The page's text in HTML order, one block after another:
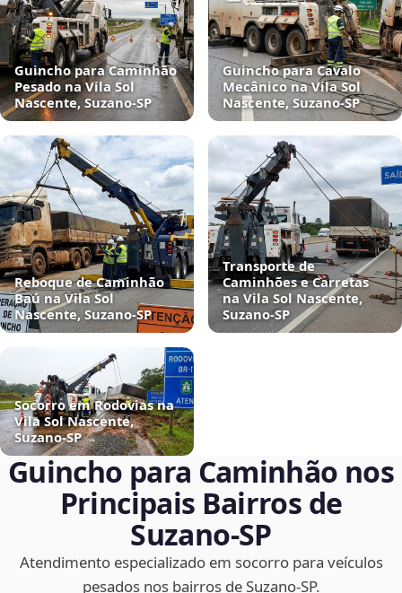
Guincho para Caminhão
Pesado na Vila Sol
Nascente, Suzano‑SP
Guincho para Cavalo
Mecânico na Vila Sol
Nascente, Suzano‑SP
Reboque de Caminhão
Baú na Vila Sol
Nascente, Suzano‑SP
Transporte de
Caminhões e Carretas
na Vila Sol Nascente,
Suzano‑SP
Socorro em Rodovias na
Vila Sol Nascente,
Suzano‑SP
Guincho para Caminhão nos
Principais Bairros de
Suzano‑SP
Atendimento especializado em socorro para veículos
pesados nos bairros de Suzano‑SP.